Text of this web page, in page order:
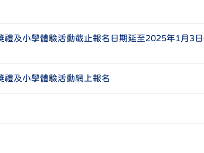
及小學體驗活動截止報名日期延至2025年1月3
禮及小學體驗活動網上報名